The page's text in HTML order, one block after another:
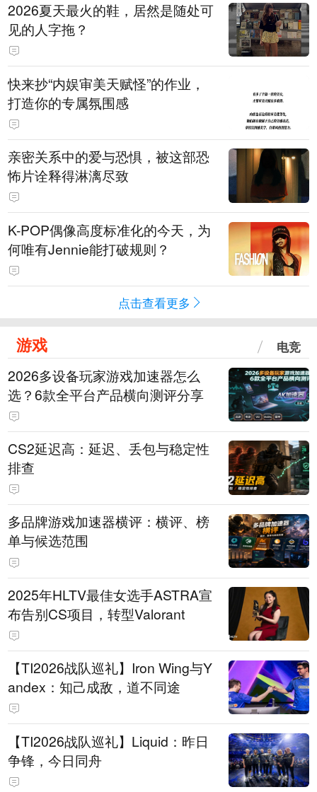
2026夏天最火的鞋，居然是随处可
见的人字拖？
快来抄“内娱审美天赋怪”的作业，
打造你的专属氛围感
亲密关系中的爱与恐惧，被这部恐
怖片诠释得淋漓尽致
K-POP偶像高度标准化的今天，为
何唯有Jennie能打破规则？
点击查看更多
游戏 电竞
2026多设备玩家游戏加速器怎么
选？6款全平台产品横向测评分享
CS2延迟高：延迟、丢包与稳定性
排查
多品牌游戏加速器横评：横评、榜
单与候选范围
2025年HLTV最佳女选手ASTRA宣
布告别CS项目，转型Valorant
【TI2026战队巡礼】Iron Wing与Y
andex：知己成敌，道不同途
【TI2026战队巡礼】Liquid：昨日
争锋，今日同舟